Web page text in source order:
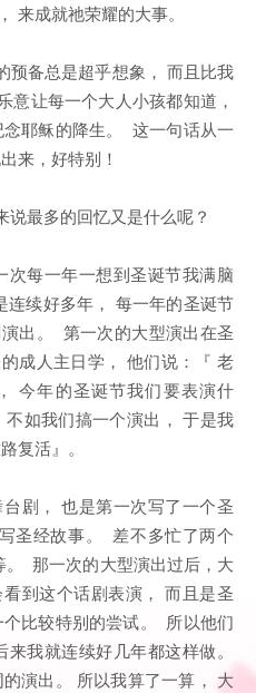
来成就祂荣耀的大事。
预备总是超乎想象， 而且比我
让每一个大人小孩都知道，
耶稣的降生。 这一句话从一
来，好特别！
说最多的回忆又是什么呢？
次每一年一想到圣诞节我满脑
续好多年， 每一年的圣诞节
出。 第一次的大型演出在圣
成人主日学， 他们说：『 老
今年的圣诞节我们要表演什
如我们搞一个演出， 于是我
复活』。
剧， 也是第一次写了一个圣
圣经故事。 差不多忙了两个
。 那一次的大型演出过后，大
到这个话剧表演， 而且是圣
比较特别的尝试。 所以他们
我就连续好几年都这样做。
演出。 所以我算了一算， 大